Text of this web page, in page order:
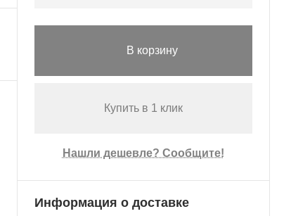
В корзину
Купить в 1 клик
Нашли дешевле? Сообщите!
Информация о доставке